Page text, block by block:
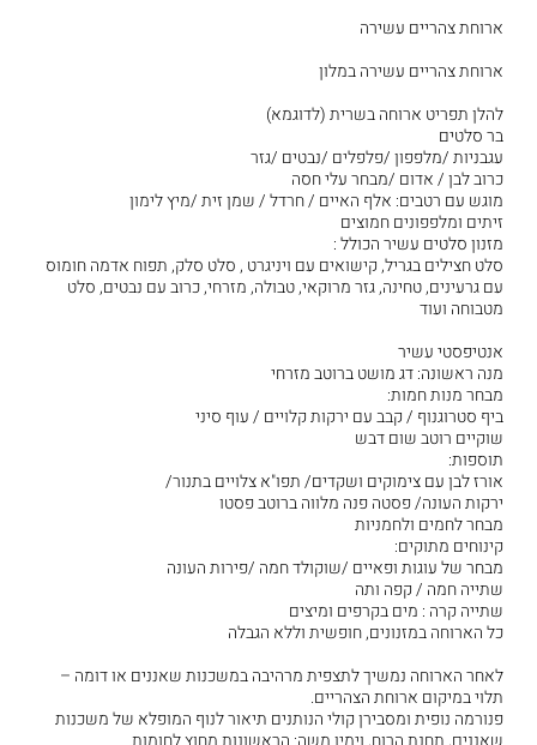
ארוחת צהריים עשירה
ארוחת צהריים עשירה במלון
להלן תפריט ארוחה בשרית (לדוגמא)
בר סלטים
עגבניות /מלפפון /פלפלים /נבטים /גזר
כרוב לבן / אדום /מבחר עלי חסה
מוגש עם רטבים: אלף האיים / חרדל / שמן זית /מיץ לימון
זיתים ומלפפונים חמוצים
מזנון סלטים עשיר הכולל :
סלט חצילים בגריל, קישואים עם ויניגרט , סלט סלק, תפוח אדמה חומוס
עם גרעינים, טחינה, גזר מרוקאי, טבולה, מזרחי, כרוב עם נבטים, סלט
מטבוחה ועוד
אנטיפסטי עשיר
מנה ראשונה: דג מושט ברוטב מזרחי
מבחר מנות חמות:
ביף סטרוגנוף / קבב עם ירקות קלויים / עוף סיני
שוקיים רוטב שום דבש
תוספות:
אורז לבן עם צימוקים ושקדים/ תפו"א צלויים בתנור/
ירקות העונה/ פסטה פנה מלווה ברוטב פסטו
מבחר לחמים ולחמניות
קינוחים מתוקים:
מבחר של עוגות ופאיים /שוקולד חמה /פירות העונה
שתייה חמה / קפה ותה
שתייה קרה : מים בקרפים ומיצים
כל הארוחה במזנונים, חופשית וללא הגבלה
לאחר הארוחה נמשיך לתצפית מרהיבה במשכנות שאננים או דומה –
תלוי במיקום ארוחת הצהריים.
פנורמה נופית ומסבירן קולי הנותנים תיאור לנוף המופלא של משכנות